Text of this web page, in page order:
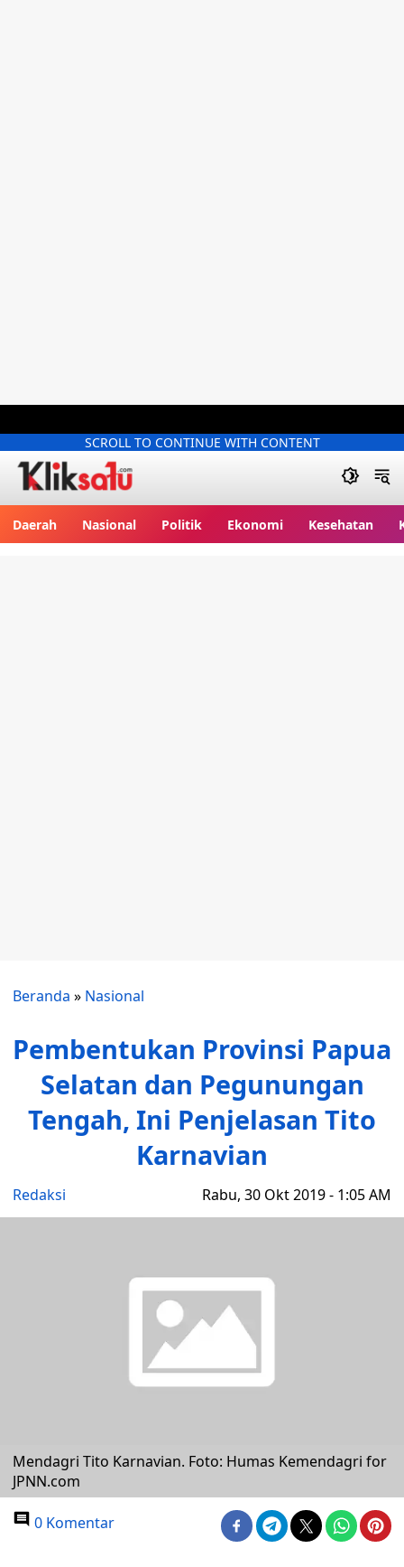
SCROLL TO CONTINUE WITH CONTENT
Daerah Nasional Politik Ekonomi Kesehatan
Beranda » Nasional
Pembentukan Provinsi Papua
Selatan dan Pegunungan
Tengah, Ini Penjelasan Tito
Karnavian
Redaksi Rabu, 30 Okt 2019 - 1:05 AM
Mendagri Tito Karnavian. Foto: Humas Kemendagri for
JPNN.com
0 Komentar